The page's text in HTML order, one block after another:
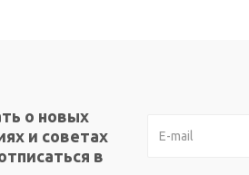
о новых
и советах
в